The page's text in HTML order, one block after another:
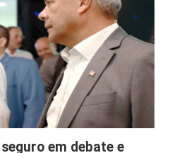
em debate e